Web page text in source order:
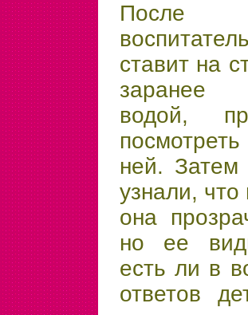
После
ставит на
заранее
водой,
ней. Затем
узнали, что
она
но ее
есть ли в
ответов